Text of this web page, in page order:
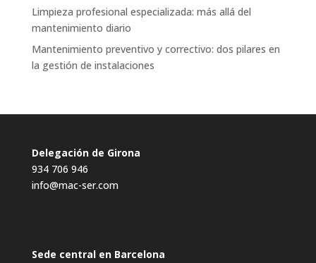
Limpieza profesional especializada: más allá del
mantenimiento diario
Mantenimiento preventivo y correctivo: dos pilares en
la gestión de instalaciones
Delegación de Girona
934 706 946
info@mac-ser.com
Sede central en Barcelona